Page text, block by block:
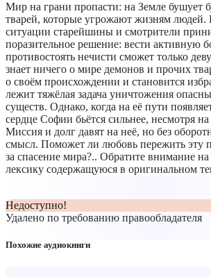
Мир на грани пропасти: на Земле бушует
тварей, которые угрожают жизням людей.
ситуации старейшины и смотрители
поразительное решение: вести активную
противостоять нечисти сможет только
знает ничего о мире демонов и прочих
о своём происхождении и становится
лежит тяжёлая задача уничтожения
существ. Однако, когда на её пути
сердце Софии бьётся сильнее, несмотря
Миссия и долг давят на неё, но без
смысл. Поможет ли любовь пережить эту
за спасение мира?.. Обратите внимание
лексику содержащуюся в оригинальном
Недоступно!
Удалено по требованию правообладателя
Похожие аудиокниги